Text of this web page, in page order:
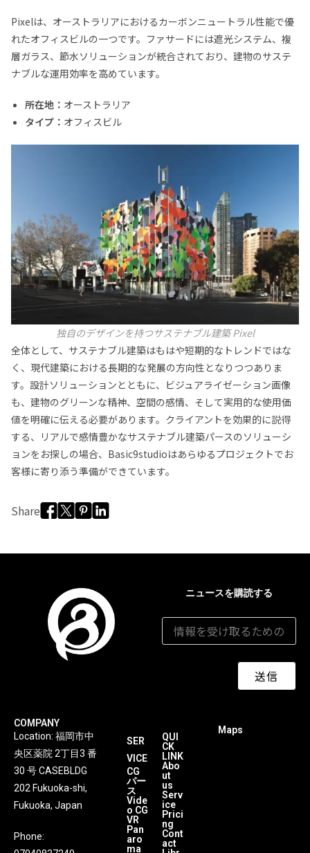
Pixelは、オーストラリアにおけるカーボンニュートラル性能で優
れたオフィスビルの一つです。ファサードには遮光システム、複
層ガラス、節水ソリューションが統合されており、建物のサステ
ナブルな運用効率を高めています。
所在地： オーストラリア
タイプ： オフィスビル
独自のデザインを持つサステナブル建築 Pixel
全体として、サステナブル建築はもはや短期的なトレンドではな
く、現代建築における長期的な発展の方向性となりつつありま
す。設計ソリューションとともに、ビジュアライゼーション画像
も、建物のグリーンな精神、空間の感情、そして実用的な使用価
値を明確に伝える必要があります。クライアントを効果的に説得
する、リアルで感情豊かなサステナブル建築パースのソリューシ
ョンをお探しの場合、Basic9studioはあらゆるプロジェクトでお
客様に寄り添う準備ができています。
Share
ニュースを購読する
送信
COMPANY
Location: 福岡市中
央区薬院 2丁目3 番
30 号 CASEBLDG
202 Fukuoka-shi,
Fukuoka, Japan
Phone:
SER
VICE
CG
パー
ス
Vide
o CG
VR
Pan
aro
ma
QUI
CK
LINK
Abo
ut
us
Serv
ice
Prici
ng
Cont
act
Maps